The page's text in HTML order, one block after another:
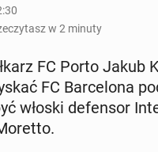
w 2 minuty
FC Porto
FC Bar­ce­lo­na
włoski de­fen­sor